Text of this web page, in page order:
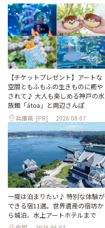
【チケットプレゼント】アートな
空間ともふもふの生きものに癒や
されて♪ 大人も楽しめる神戸の水
族館「átoa」と周辺さんぽ
兵庫県 [PR] 2026.08.07
一度は泊まりたい♪ 特別な体験が
できる宿11選。世界遺産の宿坊か
ら城泊、水上アートホテルまで